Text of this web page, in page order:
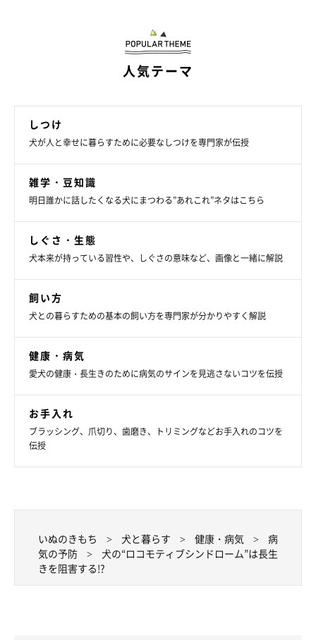
人気テーマ
しつけ
犬が人と幸せに暮らすために必要なしつけを専門家が伝授
雑学・豆知識
明日誰かに話したくなる犬にまつわる”あれこれ”ネタはこちら
しぐさ・生態
犬本来が持っている習性や、しぐさの意味など、画像と一緒に解説
飼い方
犬との暮らすための基本の飼い方を専門家が分かりやすく解説
健康・病気
愛犬の健康・長生きのために病気のサインを見逃さないコツを伝授
お手入れ
ブラッシング、爪切り、歯磨き、トリミングなどお手入れのコツを
伝授
いぬのきもち 犬と暮らす 健康・病気
病
気の予防
犬の“ロコモティブシンドローム”は長生
きを阻害する!?